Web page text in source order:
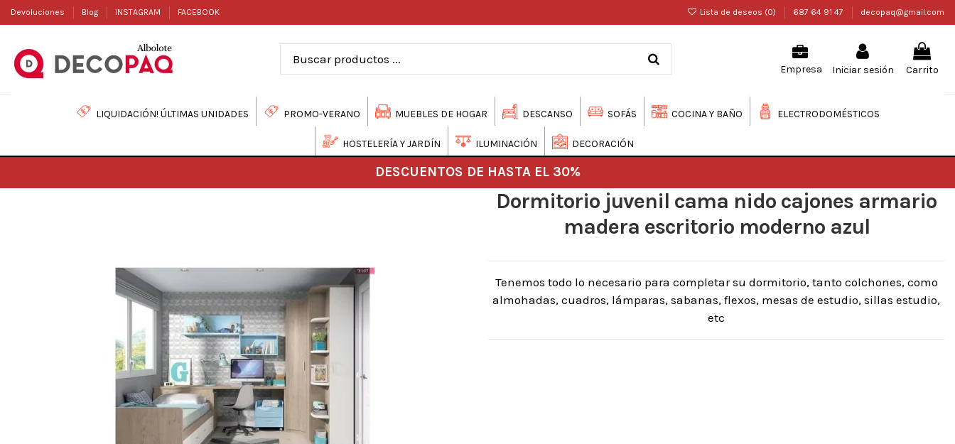
Devoluciones Blog INSTAGRAM FACEBOOK Lista de deseos (0) 687 64 91 47 decopaq@gmail.com
Empresa Iniciar sesión Carrito
LIQUIDACIÓN! ÚLTIMAS UNIDADES PROMO-VERANO MUEBLES DE HOGAR DESCANSO SOFÁS COCINA Y BAÑO ELECTRODOMÉSTICOS
HOSTELERÍA Y JARDÍN ILUMINACIÓN DECORACIÓN
DESCUENTOS DE HASTA EL 30%
Dormitorio juvenil cama nido cajones armario
madera escritorio moderno azul
Tenemos todo lo necesario para completar su dormitorio, tanto colchones, como
almohadas, cuadros, lámparas, sabanas, flexos, mesas de estudio, sillas estudio,
etc